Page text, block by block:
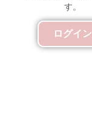
す。
ログイン